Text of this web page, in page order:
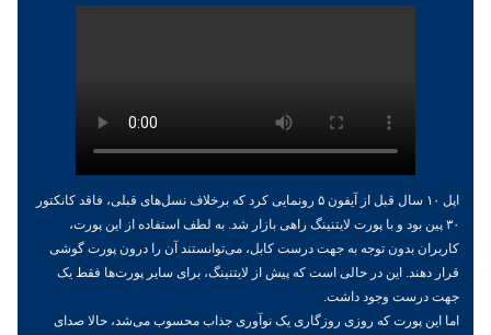
اپل ۱۰ سال قبل از آیفون ۵ رونمایی کرد که برخلاف نسل‌های قبلی، فاقد کانکتور
۳۰ پین بود و با پورت لایتنینگ راهی بازار شد. به لطف استفاده از این پورت،
کاربران بدون توجه به جهت درست کابل، می‌توانستند آن را درون پورت گوشی
قرار دهند. این در حالی است که پیش از لایتنینگ، برای سایر پورت‌ها فقط یک
جهت درست وجود داشت.
اما این پورت که روزی روزگاری یک نوآوری جذاب محسوب می‌شد، حالا صدای